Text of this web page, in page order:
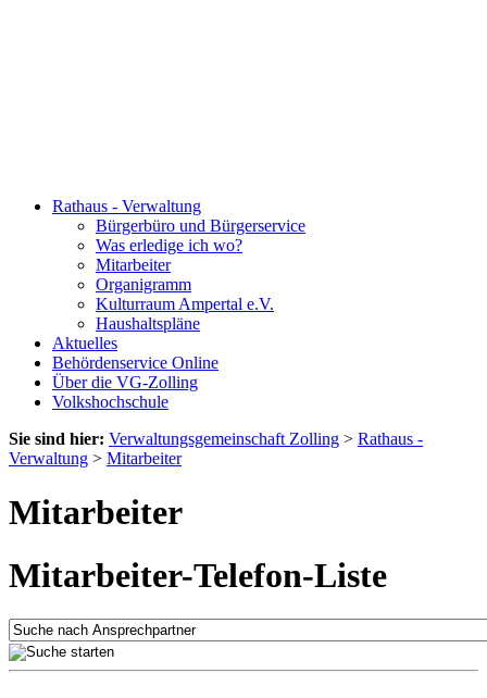
Rathaus - Verwaltung
Bürgerbüro und Bürgerservice
Was erledige ich wo?
Mitarbeiter
Organigramm
Kulturraum Ampertal e.V.
Haushaltspläne
Aktuelles
Behördenservice Online
Über die VG-Zolling
Volkshochschule
Sie sind hier: Verwaltungsgemeinschaft Zolling > Rathaus -
Verwaltung > Mitarbeiter
Mitarbeiter
Mitarbeiter-Telefon-Liste